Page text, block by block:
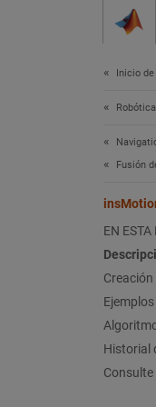
Inicio de
Fusión
EN
Creación
Ejemplos
Historial